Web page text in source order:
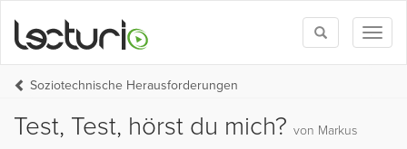
Toggle
search
Soziotechnische Herausforderungen
Test, Test, hörst du mich? von Markus